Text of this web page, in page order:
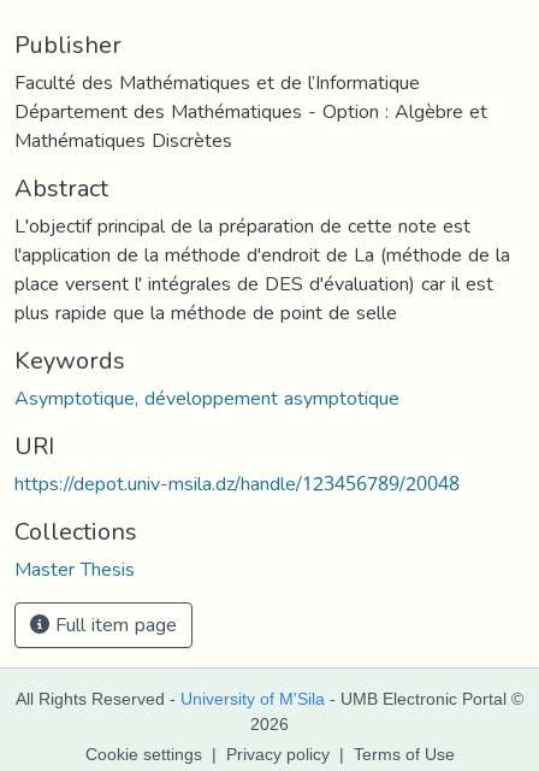
Publisher
Faculté des Mathématiques et de l’Informatique
Département des Mathématiques - Option : Algèbre et
Mathématiques Discrètes
Abstract
L'objectif principal de la préparation de cette note est
l'application de la méthode d'endroit de La (méthode de la
place versent l' intégrales de DES d'évaluation) car il est
plus rapide que la méthode de point de selle
Keywords
Asymptotique, développement asymptotique
URI
https://depot.univ-msila.dz/handle/123456789/20048
Collections
Master Thesis
Full item page
All Rights Reserved - University of M'Sila - UMB Electronic Portal ©
2026
Cookie settings | Privacy policy | Terms of Use